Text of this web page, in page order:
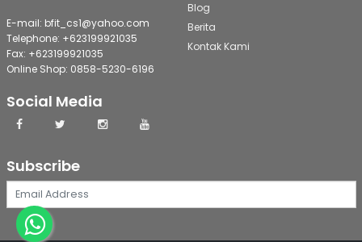
E-mail: bfit_cs1@yahoo.com
Telephone: +623199921035
Fax: +623199921035
Online Shop: 0858-5230-6196
Blog
Berita
Kontak Kami
Social Media
Subscribe